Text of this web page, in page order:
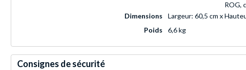
ROG,
Dimensions
Largeur: 60,5 cm x
Poids
6,6 kg
Consignes de sécurité